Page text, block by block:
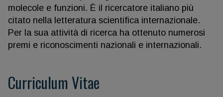
molecole e funzioni. È il ricercatore italiano più
citato nella letteratura scientifica internazionale.
Per la sua attività di ricerca ha ottenuto numerosi
premi e riconoscimenti nazionali e internazionali.
Curriculum Vitae